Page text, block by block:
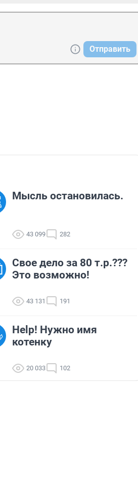
Отправить
Мысль остановилась.
43 099 282
Свое дело за 80 т.р.???
Это возможно!
43 131 191
Help! Нужно имя
котенку
20 033 102